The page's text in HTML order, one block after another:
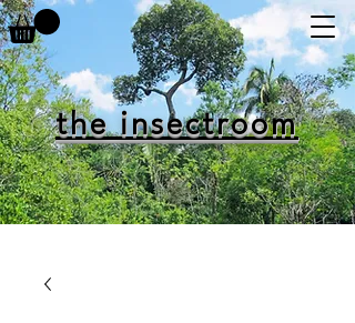
the insectroom